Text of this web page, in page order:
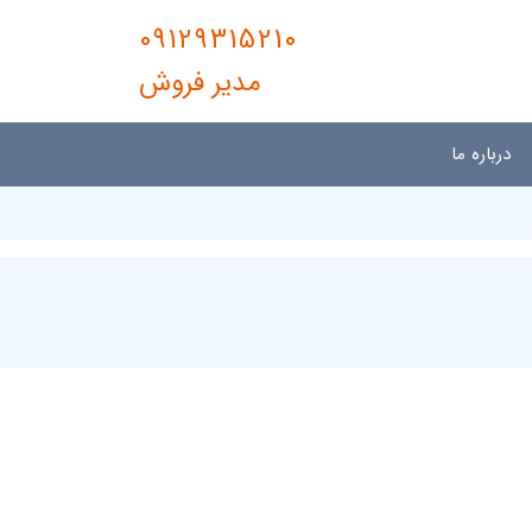
09129315210
مدیر فروش
درباره ما